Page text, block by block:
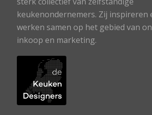
keukenondernemers. Zij inspireren
werken samen op het gebied van
inkoop en marketing.